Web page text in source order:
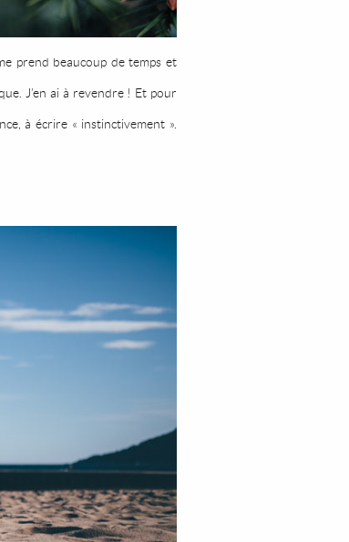
prend beaucoup de temps et
J’en ai à revendre ! Et pour
à écrire « instinctivement ».